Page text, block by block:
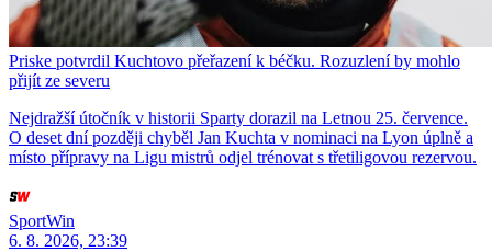
Priske potvrdil Kuchtovo přeřazení k béčku. Rozuzlení by mohlo
přijít ze severu
Nejdražší útočník v historii Sparty dorazil na Letnou 25. července.
O deset dní později chyběl Jan Kuchta v nominaci na Lyon úplně a
místo přípravy na Ligu mistrů odjel trénovat s třetiligovou rezervou.
SportWin
6. 8. 2026, 23:39